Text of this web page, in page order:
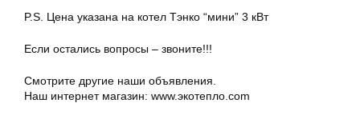
P.S. Цена указана на котел Тэнко “мини” 3 кВт
Если остались вопросы – звоните!!!
Смотрите другие наши объявления.
Наш интернет магазин: www.экотепло.com